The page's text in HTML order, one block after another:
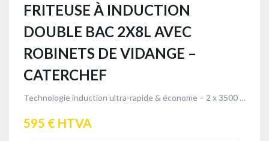
FRITEUSE À INDUCTION
DOUBLE BAC 2X8L AVEC
ROBINETS DE VIDANGE –
CATERCHEF
Technologie induction ultra-rapide & économe – 2 x 3500 W avec robinets de vidange
595 € HTVA